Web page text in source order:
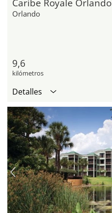
Caribe Royale Orlando
Orlando
9,6
kilómetros
Detalles